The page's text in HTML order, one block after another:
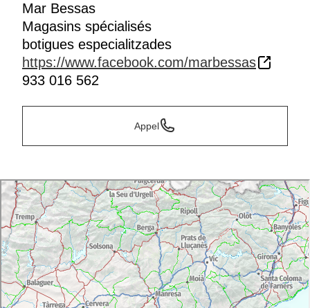
Mar Bessas
Magasins spécialisés
botigues especialitzades
https://www.facebook.com/marbessas
933 016 562
Appel